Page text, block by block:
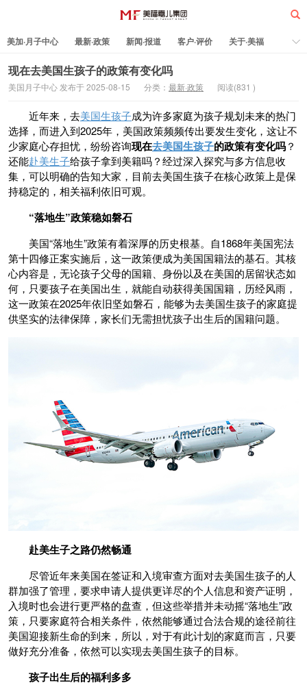
美福嘉儿
美加·月子中心 最新·政策 新闻·报道 客户·评价
关于·美福
热门·文章
所有·文章 孕妈科普 标签云
现在去美国生孩子的政策有变化吗
美国月子中心 发布于 2025-08-15 分类： 最新·政策 阅读(831 )
近年来，去美国生孩子成为许多家庭为孩子规划未来的热门
选择，而进入到2025年，美国政策频频传出要发生变化，这让不
少家庭心存担忧，纷纷咨询现在去美国生孩子的政策有变化吗？
还能赴美生子给孩子拿到美籍吗？经过深入探究与多方信息收
集，可以明确的告知大家，目前去美国生孩子在核心政策上是保
持稳定的，相关福利依旧可观。
“落地生”政策稳如磐石
美国“落地生”政策有着深厚的历史根基。自1868年美国宪法
第十四修正案实施后，这一政策便成为美国国籍法的基石。其核
心内容是，无论孩子父母的国籍、身份以及在美国的居留状态如
何，只要孩子在美国出生，就能自动获得美国国籍，历经风雨，
这一政策在2025年依旧坚如磐石，能够为去美国生孩子的家庭提
供坚实的法律保障，家长们无需担忧孩子出生后的国籍问题。
赴美生子之路仍然畅通
尽管近年来美国在签证和入境审查方面对去美国生孩子的人
群加强了管理，要求申请人提供更详尽的个人信息和资产证明，
入境时也会进行更严格的盘查，但这些举措并未动摇“落地生”政
策，只要家庭符合相关条件，依然能够通过合法合规的途径前往
美国迎接新生命的到来，所以，对于有此计划的家庭而言，只要
做好充分准备，依然可以实现去美国生孩子的目标。
孩子出生后的福利多多